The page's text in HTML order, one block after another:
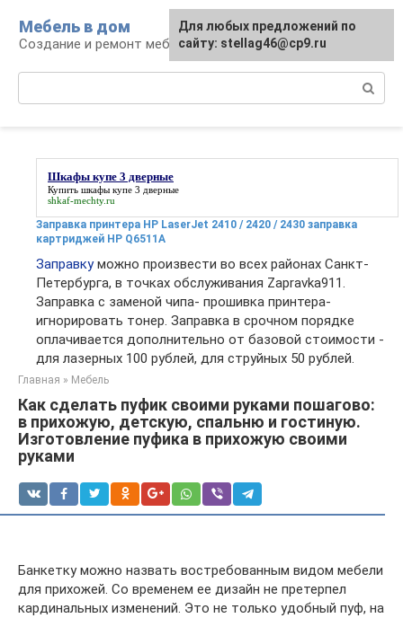
контенту
Мебель в дом
Создание и ремонт мебели
Шкафы купе 3 дверные
Купить шкафы купе 3 дверные
shkaf-mechty.ru
Заправка принтера HP LaserJet 2410 / 2420 / 2430 заправка
картриджей HP Q6511A
Заправкуможно произвести во всех районах Санкт-
Петербурга, в точках обслуживания Zapravka911.
Заправка с заменой чипа- прошивка принтера-
игнорировать тонер. Заправка в срочном порядке
оплачивается дополнительно от базовой стоимости -
для лазерных 100 рублей, для струйных 50 рублей.
Главная » Мебель
Как сделать пуфик своими руками пошагово:
в прихожую, детскую, спальню и гостиную.
Изготовление пуфика в прихожую своими
руками
Банкетку можно назвать востребованным видом мебели
для прихожей. Со временем ее дизайн не претерпел
кардинальных изменений. Это не только удобный пуф, на
Для любых предложений по
сайту: stellag46@cp9.ru